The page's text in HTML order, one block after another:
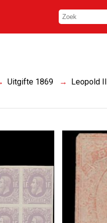
Uitgifte 1869 Leopold II